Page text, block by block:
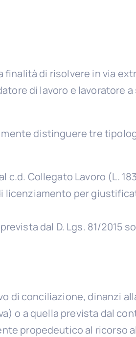
di risolvere in via
di lavoro e lavoratore
distinguere tre
Collegato Lavoro (L.
licenziamento per
dal D. Lgs. 81/2015
di conciliazione, dinanzi
o a quella prevista dal
propedeutico al ricorso